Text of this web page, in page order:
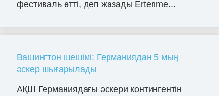
фестиваль өтті, деп жазады Ertenme...
Вашингтон шешімі: Германиядан 5 мың
әскер шығарылады
АҚШ Германиядағы әскери контингентін